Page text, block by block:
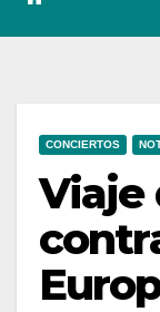
CONCIERTOS
Viaje